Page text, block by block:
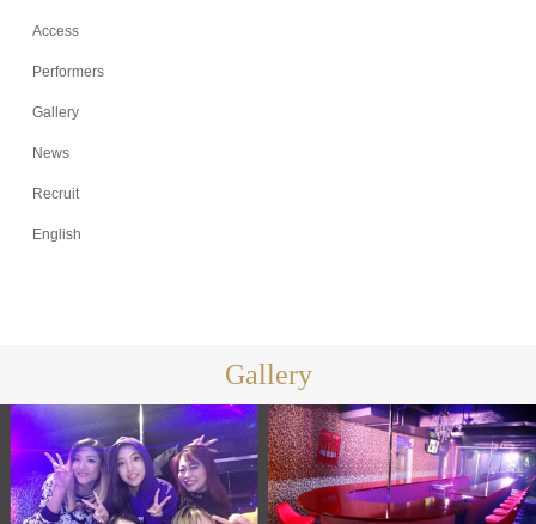
Access
Performers
Gallery
News
Recruit
English
Gallery